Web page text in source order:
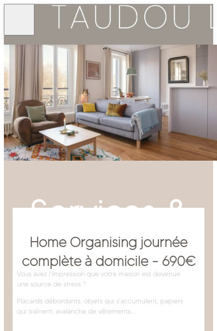
Services &
Tarifs
Home Organising journée
complète à domicile - 690€
Vous avez l'impression que votre maison est devenue
une source de stress ?
Placards débordants, objets qui s'accumulent, papiers
qui traînent, avalanche de vêtements......